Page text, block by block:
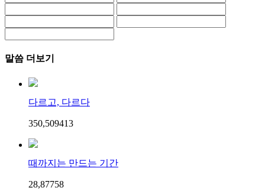
말씀 더보기
다르고, 다르다
350,509413
때까지는 만드는 기간
28,87758